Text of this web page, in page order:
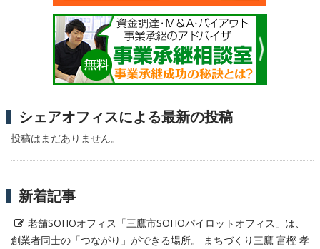
シェアオフィスによる最新の投稿
投稿はまだありません。
新着記事
老舗SOHOオフィス「三鷹市SOHOパイロットオフィス」は、
創業者同士の「つながり」ができる場所。 まちづくり三鷹 富樫 孝